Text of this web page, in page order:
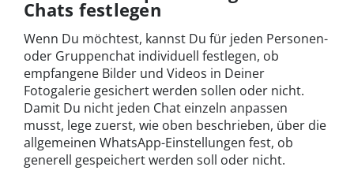
Chats festlegen
Wenn Du möchtest, kannst Du für jeden Personen-
oder Gruppenchat individuell festlegen, ob
empfangene Bilder und Videos in Deiner
Fotogalerie gesichert werden sollen oder nicht.
Damit Du nicht jeden Chat einzeln anpassen
musst, lege zuerst, wie oben beschrieben, über die
allgemeinen WhatsApp-Einstellungen fest, ob
generell gespeichert werden soll oder nicht.